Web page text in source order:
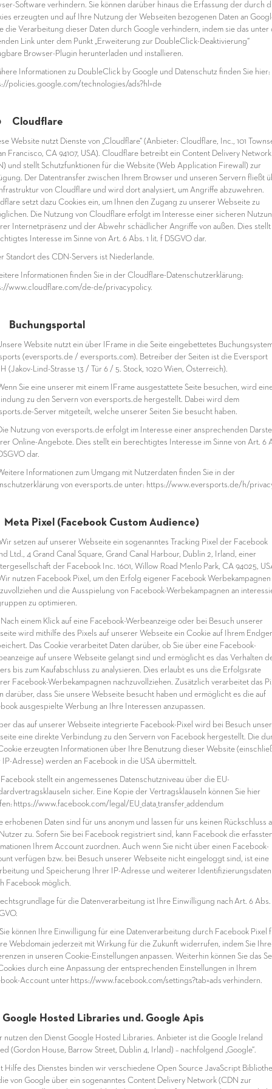
Software verhindern. Sie können darüber hinaus die Erfassung der durch
erzeugten und auf Ihre Nutzung der Webseiten bezogenen Daten an
die Verarbeitung dieser Daten durch Google verhindern, indem sie das unter
Link unter dem Punkt „Erweiterung zur DoubleClick-Deaktivierung“
Browser-Plugin herunterladen und installieren.
Informationen zu DoubleClick by Google und Datenschutz finden Sie hier:
policies.google.com/technologies/ads?hl=de
Cloudflare
Website nutzt Dienste von „Cloudflare“ (Anbieter: Cloudflare, Inc., 101
Francisco, CA 94107, USA). Cloudflare betreibt ein Content Delivery Network
und stellt Schutzfunktionen für die Website (Web Application Firewall) zur
Der Datentransfer zwischen Ihrem Browser und unseren Servern fließt
von Cloudflare und wird dort analysiert, um Angriffe abzuwehren.
setzt dazu Cookies ein, um Ihnen den Zugang zu unserer Webseite zu
Die Nutzung von Cloudflare erfolgt im Interesse einer sicheren
Internetpräsenz und der Abwehr schädlicher Angriffe von außen. Dies stellt
Interesse im Sinne von Art. 6 Abs. 1 lit. f DSGVO dar.
Standort des CDN-Servers ist Niederlande.
Informationen finden Sie in der Cloudflare-Datenschutzerklärung:
www.cloudflare.com/de-de/privacypolicy.
Buchungsportal
Website nutzt ein über IFrame in die Seite eingebettetes
(eversports.de / eversports.com). Betreiber der Seiten ist die Eversport
(Jakov-Lind-Strasse 13 / Tür 6 / 5. Stock, 1020 Wien, Österreich).
Sie eine unserer mit einem IFrame ausgestattete Seite besuchen, wird
zu den Servern von eversports.de hergestellt. Dabei wird dem
Server mitgeteilt, welche unserer Seiten Sie besucht haben.
Nutzung von eversports.de erfolgt im Interesse einer ansprechenden
Online-Angebote. Dies stellt ein berechtigtes Interesse im Sinne von Art. 6
dar.
Informationen zum Umgang mit Nutzerdaten finden Sie in der
von eversports.de unter: https://www.eversports.de/h/
Meta Pixel (Facebook Custom Audience)
setzen auf unserer Webseite ein sogenanntes Tracking Pixel der Facebook
Ltd., 4 Grand Canal Square, Grand Canal Harbour, Dublin 2, Irland, einer
der Facebook Inc. 1601, Willow Road Menlo Park, CA 94025,
nutzen Facebook Pixel, um den Erfolg eigener Facebook Werbekampagnen
und die Ausspielung von Facebook-Werbekampagnen an
zu optimieren.
einem Klick auf eine Facebook-Werbeanzeige oder bei Besuch unserer
wird mithilfe des Pixels auf unserer Webseite ein Cookie auf Ihrem
Das Cookie verarbeitet Daten darüber, ob Sie über eine Facebook-
auf unsere Webseite gelangt sind und ermöglicht es das Verhalten
bis zum Kaufabschluss zu analysieren. Dies erlaubt es uns die Erfolgsrate
Facebook-Werbekampagnen nachzuvollziehen. Zusätzlich verarbeitet das
darüber, dass Sie unsere Webseite besucht haben und ermöglicht es die auf
ausgespielte Werbung an Ihre Interessen anzupassen.
das auf unserer Webseite integrierte Facebook-Pixel wird bei Besuch
eine direkte Verbindung zu den Servern von Facebook hergestellt. Die
erzeugten Informationen über Ihre Benutzung dieser Website
Adresse) werden an Facebook in die USA übermittelt.
stellt ein angemessenes Datenschutzniveau über die EU-
sicher. Eine Kopie der Vertragsklauseln können Sie hier
https://www.facebook.com/legal/EU_data_transfer_addendum
erhobenen Daten sind für uns anonym und lassen für uns keinen Rückschluss
zu. Sofern Sie bei Facebook registriert sind, kann Facebook die
Ihrem Account zuordnen. Auch wenn Sie nicht über einen Facebook-
verfügen bzw. bei Besuch unserer Webseite nicht eingeloggt sind, ist eine
und Speicherung Ihrer IP-Adresse und weiterer Identifizierungsdaten
Facebook möglich.
für die Datenverarbeitung ist Ihre Einwilligung nach Art. 6 Abs.
können Ihre Einwilligung für eine Datenverarbeitung durch Facebook Pixel
Webdomain jederzeit mit Wirkung für die Zukunft widerrufen, indem Sie Ihre
in unseren Cookie-Einstellungen anpassen. Weiterhin können Sie das
durch eine Anpassung der entsprechenden Einstellungen in Ihrem
Account unter https://www.facebook.com/settings?tab=ads verhindern.
Google Hosted Libraries und. Google Apis
nutzen den Dienst Google Hosted Libraries. Anbieter ist die Google Ireland
(Gordon House, Barrow Street, Dublin 4, Irland) – nachfolgend „Google“.
Hilfe des Dienstes binden wir verschiedene Open Source JavaScript
von Google über ein sogenanntes Content Delivery Network (CDN zur